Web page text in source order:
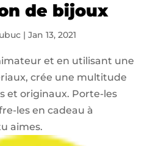
de bijoux
| Jan 13, 2021
et en utilisant une
crée une multitude
et originaux. Porte-les
les en cadeau à
aimes.